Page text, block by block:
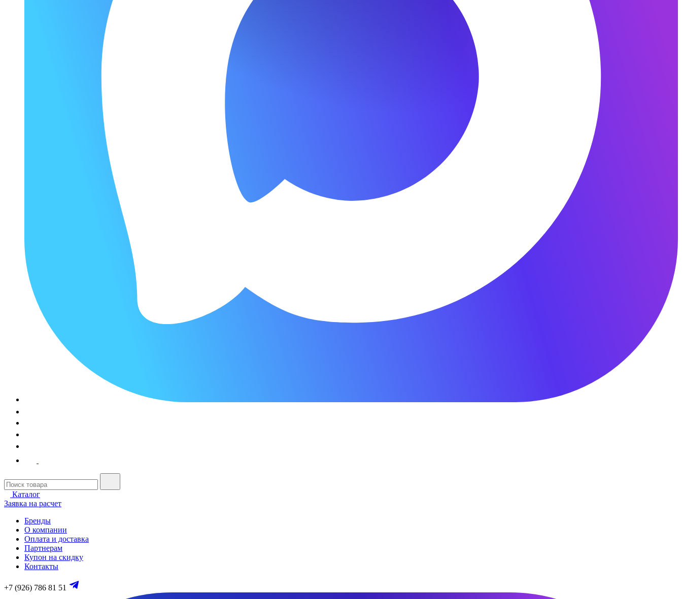
Каталог
Заявка на расчет
Бренды
О компании
Оплата и доставка
Партнерам
Купон на скидку
Контакты
+7 (926) 786 81 51